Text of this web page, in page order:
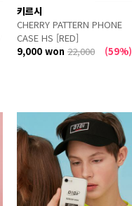
키르시
CHERRY PATTERN PHONE
CASE HS [RED]
9,000 won22,000 (59%)